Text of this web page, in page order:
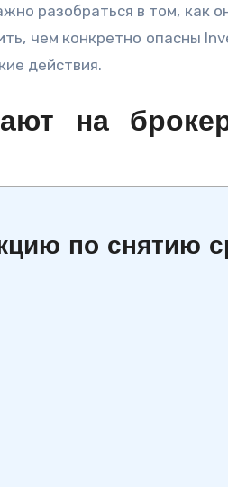
разобраться в том, как
чем конкретно опасны
действия.
на
по снятию